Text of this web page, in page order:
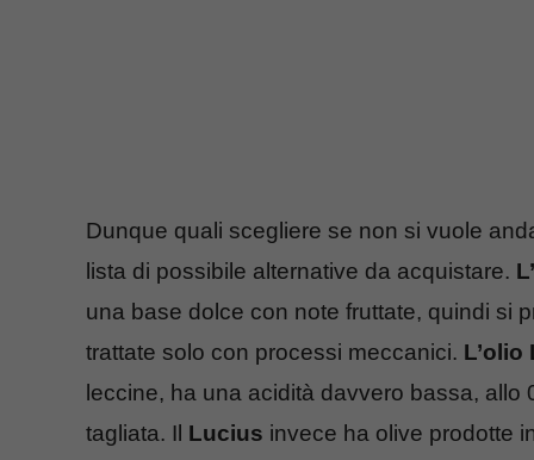
Dunque quali scegliere se non si vuole
lista di possibile alternative da acquistare.
una base dolce con note fruttate, quindi si
trattate solo con processi meccanici. L’olio
leccine, ha una acidità davvero bassa, allo
tagliata. Il Lucius invece ha olive prodotte